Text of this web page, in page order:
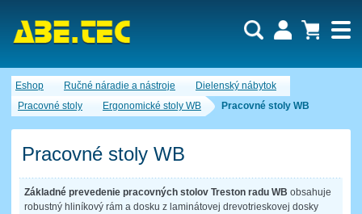
Eshop Ručné náradie a nástroje
Dielenský nábytok
Pracovné stoly
Ergonomické stoly WB Pracovné stoly WB
Pracovné stoly WB
Základné prevedenie pracovných stolov Treston radu WB obsahuje
robustný hliníkový rám a dosku z laminátovej drevotrieskovej dosky
Dopytový košík je prázdny!
Obsah košíka
0